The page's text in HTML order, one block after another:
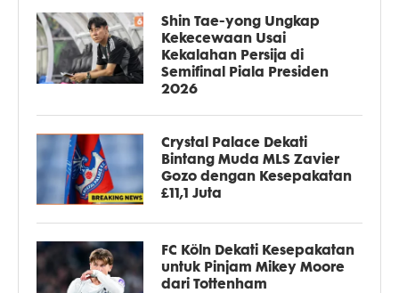
Shin Tae-yong Ungkap
Kekecewaan Usai
Kekalahan Persija di
Semifinal Piala Presiden
2026
Crystal Palace Dekati
Bintang Muda MLS Zavier
Gozo dengan Kesepakatan
£11,1 Juta
FC Köln Dekati Kesepakatan
untuk Pinjam Mikey Moore
dari Tottenham